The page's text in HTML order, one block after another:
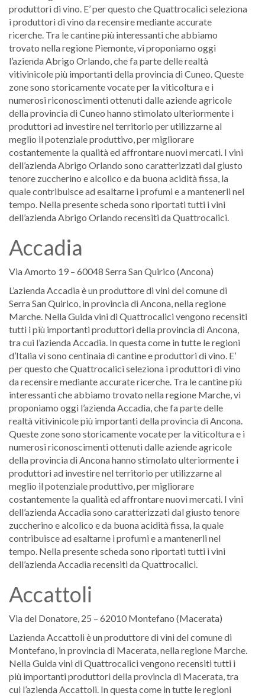
produttori di vino. E’ per questo che Quattrocalici seleziona
i produttori di vino da recensire mediante accurate
ricerche. Tra le cantine più interessanti che abbiamo
trovato nella regione Piemonte, vi proponiamo oggi
l’azienda Abrigo Orlando, che fa parte delle realtà
vitivinicole più importanti della provincia di Cuneo. Queste
zone sono storicamente vocate per la viticoltura e i
numerosi riconoscimenti ottenuti dalle aziende agricole
della provincia di Cuneo hanno stimolato ulteriormente i
produttori ad investire nel territorio per utilizzarne al
meglio il potenziale produttivo, per migliorare
costantemente la qualità ed affrontare nuovi mercati. I vini
dell’azienda Abrigo Orlando sono caratterizzati dal giusto
tenore zuccherino e alcolico e da buona acidità fissa, la
quale contribuisce ad esaltarne i profumi e a mantenerli nel
tempo. Nella presente scheda sono riportati tutti i vini
dell’azienda Abrigo Orlando recensiti da Quattrocalici.
Accadia
Via Amorto 19 – 60048 Serra San Quirico (Ancona)
L’azienda Accadia è un produttore di vini del comune di
Serra San Quirico, in provincia di Ancona, nella regione
Marche. Nella Guida vini di Quattrocalici vengono recensiti
tutti i più importanti produttori della provincia di Ancona,
tra cui l’azienda Accadia. In questa come in tutte le regioni
d’Italia vi sono centinaia di cantine e produttori di vino. E’
per questo che Quattrocalici seleziona i produttori di vino
da recensire mediante accurate ricerche. Tra le cantine più
interessanti che abbiamo trovato nella regione Marche, vi
proponiamo oggi l’azienda Accadia, che fa parte delle
realtà vitivinicole più importanti della provincia di Ancona.
Queste zone sono storicamente vocate per la viticoltura e i
numerosi riconoscimenti ottenuti dalle aziende agricole
della provincia di Ancona hanno stimolato ulteriormente i
produttori ad investire nel territorio per utilizzarne al
meglio il potenziale produttivo, per migliorare
costantemente la qualità ed affrontare nuovi mercati. I vini
dell’azienda Accadia sono caratterizzati dal giusto tenore
zuccherino e alcolico e da buona acidità fissa, la quale
contribuisce ad esaltarne i profumi e a mantenerli nel
tempo. Nella presente scheda sono riportati tutti i vini
dell’azienda Accadia recensiti da Quattrocalici.
Accattoli
Via del Donatore, 25 – 62010 Montefano (Macerata)
L’azienda Accattoli è un produttore di vini del comune di
Montefano, in provincia di Macerata, nella regione Marche.
Nella Guida vini di Quattrocalici vengono recensiti tutti i
più importanti produttori della provincia di Macerata, tra
cui l’azienda Accattoli. In questa come in tutte le regioni